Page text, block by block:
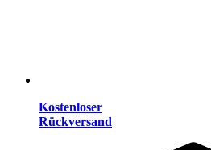
Kostenloser
Rückversand